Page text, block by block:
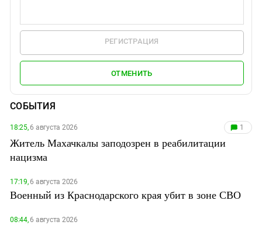
РЕГИСТРАЦИЯ
ОТМЕНИТЬ
СОБЫТИЯ
18:25,6 августа 2026 1
Житель Махачкалы заподозрен в реабилитации
нацизма
17:19,6 августа 2026
Военный из Краснодарского края убит в зоне СВО
08:44,6 августа 2026